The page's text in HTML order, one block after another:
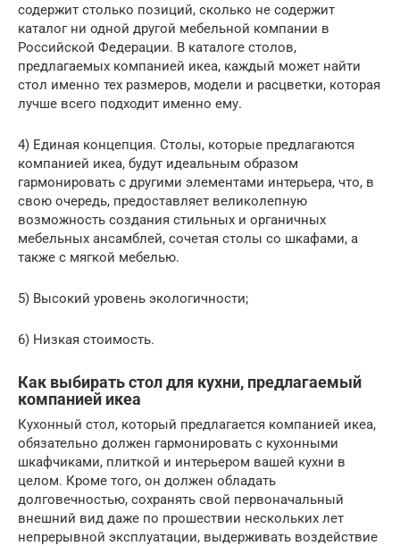
содержит столько позиций, сколько не содержит
каталог ни одной другой мебельной компании в
Российской Федерации. В каталоге столов,
предлагаемых компанией икеа, каждый может найти
стол именно тех размеров, модели и расцветки, которая
лучше всего подходит именно ему.
4) Единая концепция. Столы, которые предлагаются
компанией икеа, будут идеальным образом
гармонировать с другими элементами интерьера, что, в
свою очередь, предоставляет великолепную
возможность создания стильных и органичных
мебельных ансамблей, сочетая столы со шкафами, а
также с мягкой мебелью.
5) Высокий уровень экологичности;
6) Низкая стоимость.
Как выбирать стол для кухни, предлагаемый
компанией икеа
Кухонный стол, который предлагается компанией икеа,
обязательно должен гармонировать с кухонными
шкафчиками, плиткой и интерьером вашей кухни в
целом. Кроме того, он должен обладать
долговечностью, сохранять свой первоначальный
внешний вид даже по прошествии нескольких лет
непрерывной эксплуатации, выдерживать воздействие